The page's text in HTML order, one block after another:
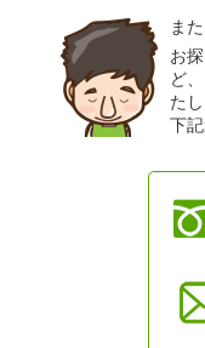
ま
お
ど
た
下